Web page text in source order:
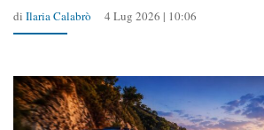
di Ilaria Calabrò 4 Lug 2026 | 10:06